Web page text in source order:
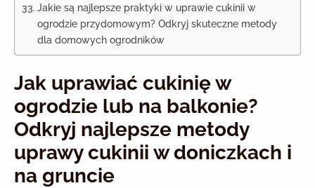
Jakie są najlepsze praktyki w uprawie cukinii w
ogrodzie przydomowym? Odkryj skuteczne metody
dla domowych ogrodników
Jak uprawiać cukinię w
ogrodzie lub na balkonie?
Odkryj najlepsze metody
uprawy cukinii w doniczkach i
na gruncie